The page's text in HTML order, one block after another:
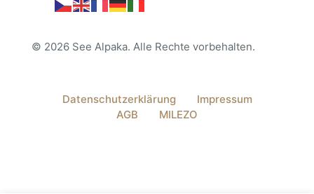
© 2026 See Alpaka. Alle Rechte vorbehalten.
Datenschutzerklärung
Impressum
AGB
MILEZO